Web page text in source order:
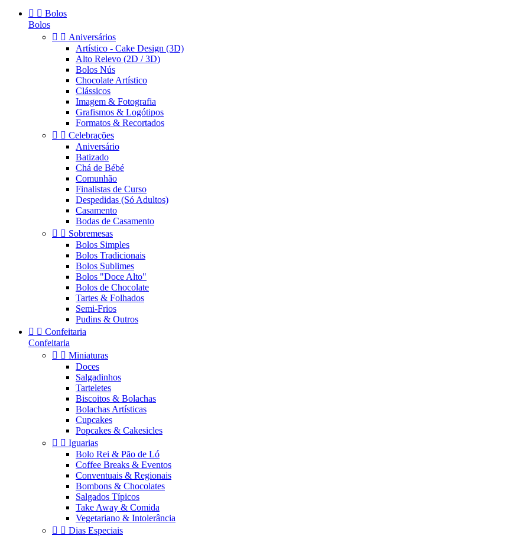
  Bolos
Bolos
  Aniversários
Artístico - Cake Design (3D)
Alto Relevo (2D / 3D)
Bolos Nús
Chocolate Artístico
Clássicos
Imagem & Fotografia
Grafismos & Logótipos
Formatos & Recortados
  Celebrações
Aniversário
Batizado
Chá de Bébé
Comunhão
Finalistas de Curso
Despedidas (Só Adultos)
Casamento
Bodas de Casamento
  Sobremesas
Bolos Simples
Bolos Tradicionais
Bolos Sublimes
Bolos "Doce Alto"
Bolos de Chocolate
Tartes & Folhados
Semi-Frios
Pudins & Outros
  Confeitaria
Confeitaria
  Miniaturas
Doces
Salgadinhos
Tarteletes
Biscoitos & Bolachas
Bolachas Artísticas
Cupcakes
Popcakes & Cakesicles
  Iguarias
Bolo Rei & Pão de Ló
Coffee Breaks & Eventos
Conventuais & Regionais
Bombons & Chocolates
Salgados Típicos
Take Away & Comida
Vegetariano & Intolerância
  Dias Especiais